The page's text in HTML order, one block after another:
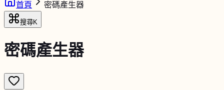
首頁
密碼產生器
搜尋K
密碼產生器